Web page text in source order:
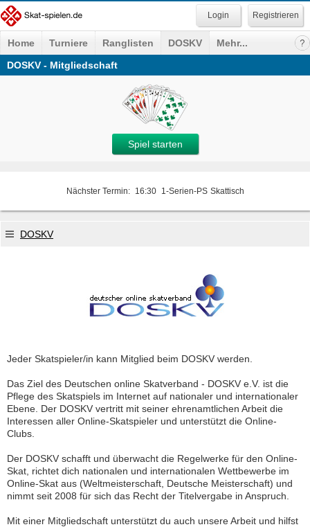
Registrieren
Home Turniere Ranglisten DOSKV
Mehr...
DOSKV - Mitgliedschaft
Spiel starten
Nächster Termin: 16:30 1-Serien-PS Skattisch
DOSKV
Jeder Skatspieler/in kann Mitglied beim DOSKV werden.
Das Ziel des Deutschen online Skatverband - DOSKV e.V. ist die
Pflege des Skatspiels im Internet auf nationaler und internationaler
Ebene. Der DOSKV vertritt mit seiner ehrenamtlichen Arbeit die
Interessen aller Online-Skatspieler und unterstützt die Online-
Clubs.
Der DOSKV schafft und überwacht die Regelwerke für den Online-
Skat, richtet dich nationalen und internationalen Wettbewerbe im
Online-Skat aus (Weltmeisterschaft, Deutsche Meisterschaft) und
nimmt seit 2008 für sich das Recht der Titelvergabe in Anspruch.
Mit einer Mitgliedschaft unterstützt du auch unsere Arbeit und hilfst